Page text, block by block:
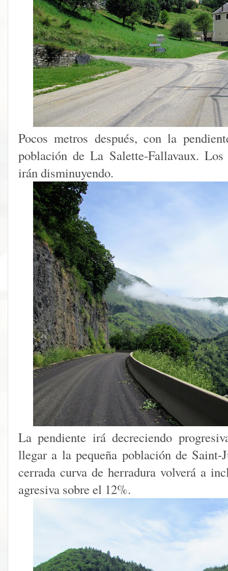
Pocos metros después, con la
población de La Salette-Fallavaux. Los
irán disminuyendo.
La pendiente irá decreciendo
llegar a la pequeña población de Saint-
cerrada curva de herradura volverá a
agresiva sobre el 12%.